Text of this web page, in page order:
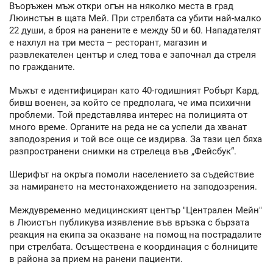
Въоръжен мъж откри огън на няколко места в град
Люинстън в щата Мей. При стрелбата са убити най-малко
22 души, а броя на ранените е между 50 и 60. Нападателят
е нахлул на три места – ресторант, магазин и
развлекателен център и след това е започнал да стреля
по гражданите.
Мъжът е идентифициран като 40-годишният Робърт Кард,
бивш военен, за който се предполага, че има психични
проблеми. Той представлява интерес на полицията от
много време. Органите на реда не са успели да хванат
заподозрения и той все още се издирва. За тази цел бяха
разпространени снимки на стрелеца във „Фейсбук“.
Шерифът на окръга помоли населението за съдействие
за намирането на местонахождението на заподозрения.
Междувременно медицинският център "Централен Мейн"
в Люистън публикува изявление във връзка с бързата
реакция на екипа за оказване на помощ на пострадалите
при стрелбата. Осъществена е координация с болниците
в района за прием на ранени пациенти.